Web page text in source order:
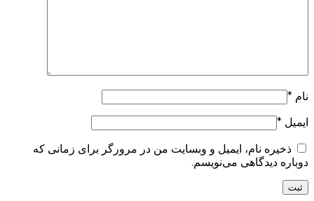
نام *
ایمیل *
ذخیره نام، ایمیل و وبسایت من در مرورگر برای زمانی که
دوباره دیدگاهی می‌نویسم.